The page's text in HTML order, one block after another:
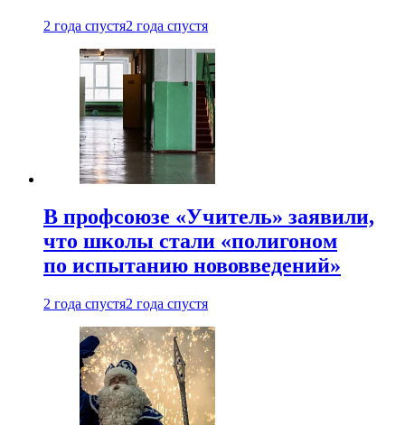
2 года спустя2 года спустя
В профсоюзе «Учитель» заявили,
что школы стали «полигоном
по испытанию нововведений»
2 года спустя2 года спустя